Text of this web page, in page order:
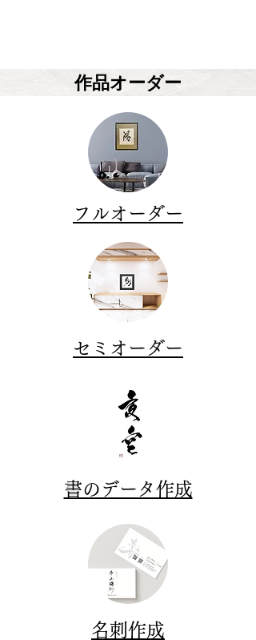
作品オーダー
フルオーダー
セミオーダー
書のデータ作成
名刺作成